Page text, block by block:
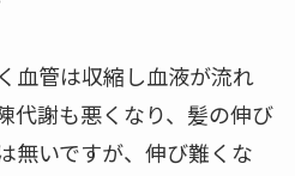
血管は収縮し血液が流れ
代謝も悪くなり、髪の伸び
無いですが、伸び難くな